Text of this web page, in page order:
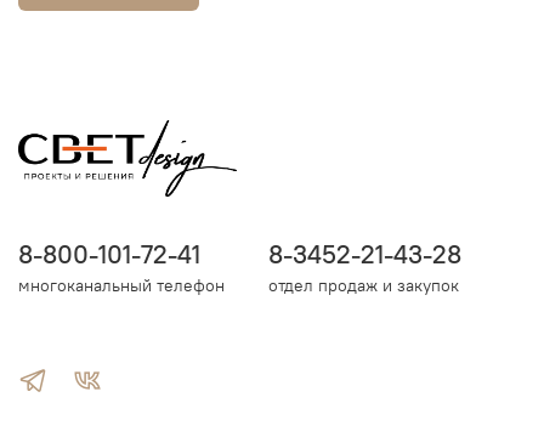
8-800-101-72-41
многоканальный телефон
8-3452-21-43-28
отдел продаж и закупок